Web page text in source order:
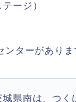
ージ）
ンターがあり
城県南は、つ